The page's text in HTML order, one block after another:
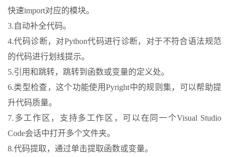
快速import对应的模块。
3.自动补全代码。
4.代码诊断，对Python代码进行诊断，对于不符合语法规范
的代码进行划线提示。
5.引用和跳转，跳转到函数或变量的定义处。
6.类型检查，这个功能使用Pyright中的规则集，可以帮助提
升代码质量。
7.多工作区，支持多工作区，可以在同一个Visual Studio
Code会话中打开多个文件夹。
8.代码提取，通过单击提取函数或变量。